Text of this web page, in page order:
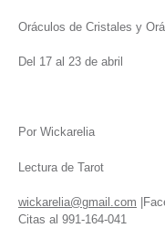
Oráculos de Cristales y
Del 17 al 23 de abril
Por Wickarelia
Lectura de Tarot
wickarelia@gmail.com
Citas al 991-164-041